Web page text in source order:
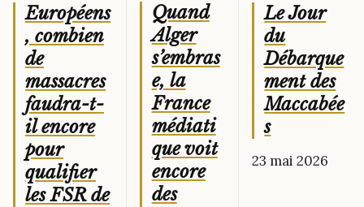
Européens
, combien
de
massacres
faudra-t-
il encore
pour
qualifier
les FSR de
Quand
Alger
s’embras
e, la
France
médiati
que voit
encore
des
Le Jour
du
Débarque
ment des
Maccabée
s
23 mai 2026